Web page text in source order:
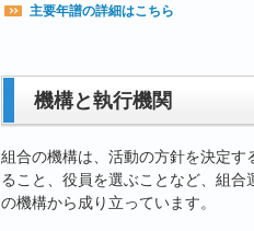
主要年譜の詳細はこちら
機構と執行機関
組合の機構は、活動の方針を決定
ること、役員を選ぶことなど、組
の機構から成り立っています。